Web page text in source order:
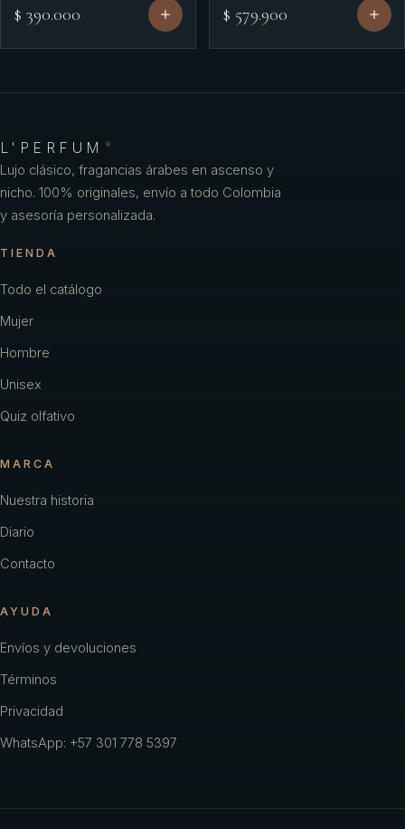
$ 390.000 $ 579.900
L'PERFUM ®
Lujo clásico, fragancias árabes en ascenso y
nicho. 100% originales, envío a todo Colombia
y asesoría personalizada.
TIENDA
Todo el catálogo
Mujer
Hombre
Unisex
Quiz olfativo
MARCA
Nuestra historia
Diario
Contacto
AYUDA
Envíos y devoluciones
Términos
Privacidad
WhatsApp: +57 301 778 5397